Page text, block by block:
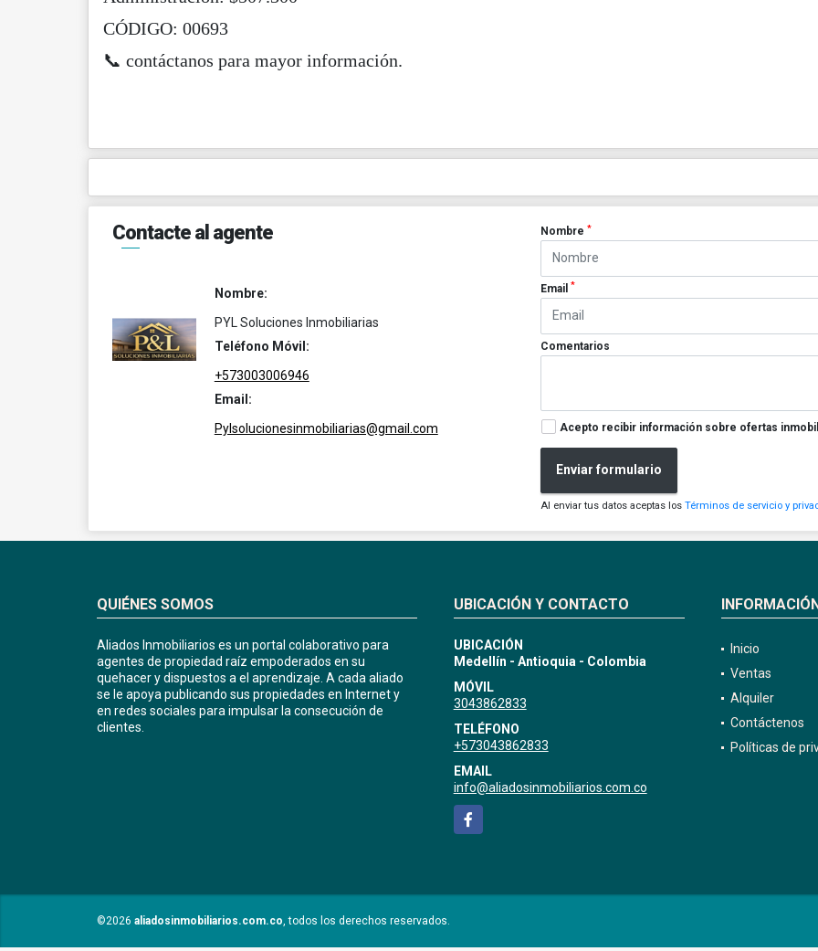
CÓDIGO: 00693
📞 contáctanos para mayor información.
Contacte al agente
Nombre:
PYL Soluciones Inmobiliarias
Teléfono Móvil:
+573003006946
Email:
Pylsolucionesinmobiliarias@gmail.com
Nombre*
Email*
Comentarios
Acepto recibir información sobre ofertas
Enviar formulario
Al enviar tus datos aceptas losTérminos de servicio y
QUIÉNES SOMOS
Aliados Inmobiliarios es un portal colaborativo para
agentes de propiedad raíz empoderados en su
quehacer y dispuestos a el aprendizaje. A cada aliado
se le apoya publicando sus propiedades en Internet y
en redes sociales para impulsar la consecución de
clientes.
UBICACIÓN Y CONTACTO
UBICACIÓN
Medellín - Antioquia - Colombia
MÓVIL
3043862833
TELÉFONO
+573043862833
EMAIL
info@aliadosinmobiliarios.com.co
Facebook
Inicio
Ventas
Alquiler
Contáctenos
Políticas de
©2026 aliadosinmobiliarios.com.co, todos los derechos reservados.